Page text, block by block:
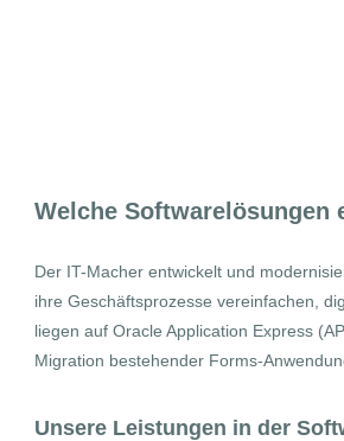
Welche Softwarelösungen
​Der IT-Macher entwickelt und
ihre Geschäftsprozesse vereinfachen,
liegen auf Oracle Application Express
Migration bestehender Forms-
Unsere Leistungen in der